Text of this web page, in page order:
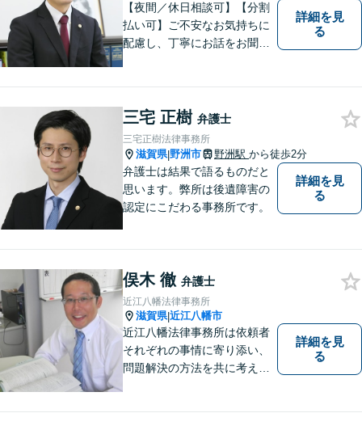
【夜間／休日相談可】【分割
払い可】ご不安なお気持ちに
配慮し、丁寧にお話をお聞き
詳細を見
る
三宅 正樹 弁護士
三宅正樹法律事務所
滋賀県|野洲市 野洲駅 から徒歩2分
弁護士は結果で語るものだと
思います。弊所は後遺障害の
認定にこだわる事務所です。
詳細を見
る
俣木 徹 弁護士
近江八幡法律事務所
滋賀県|近江八幡市
近江八幡法律事務所は依頼者
それぞれの事情に寄り添い、
問題解決の方法を共に考える
詳細を見
る